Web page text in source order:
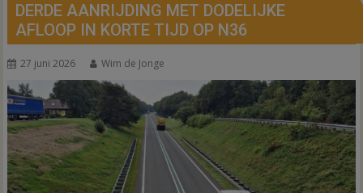
DERDE AANRIJDING MET DODELIJKE
AFLOOP IN KORTE TIJD OP N36
27 juni 2026 Wim de Jonge